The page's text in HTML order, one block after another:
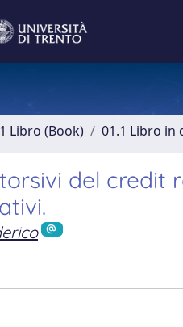
Libro (Book) 01.1 Libro in
del credit